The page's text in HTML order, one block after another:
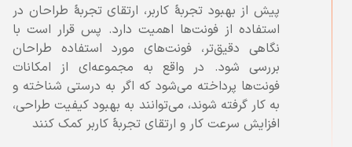
پیش از بهبود تجربۀ کاربر، ارتقای تجربۀ طراحان در
استفاده از فونت‌ها اهمیت دارد. پس قرار است با
نگاهی دقیق‌تر، فونت‌های مورد استفاده طراحان
بررسی شود. در واقع به مجموعه‌ای از امکانات
فونت‌ها پرداخته می‌شود که اگر به درستی شناخته و
به کار گرفته شوند، می‌توانند به بهبود کیفیت طراحی،
افزایش سرعت کار و ارتقای تجربۀ کاربر کمک کنند